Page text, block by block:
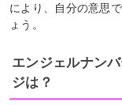
により、自分の意思
ょう。
エンジェルナン
ジは？